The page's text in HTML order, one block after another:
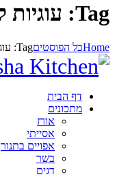
Tag: עוגיות לב
Homeכל הפוסטיםTag: עוגיות לב
דף הבית
מתכונים
אורז
אסייתי
אפויים בתנור
בשר
דגים